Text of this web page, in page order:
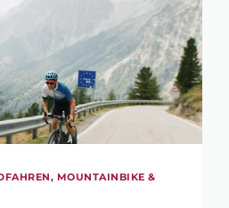
MOUNTAINBIKE &